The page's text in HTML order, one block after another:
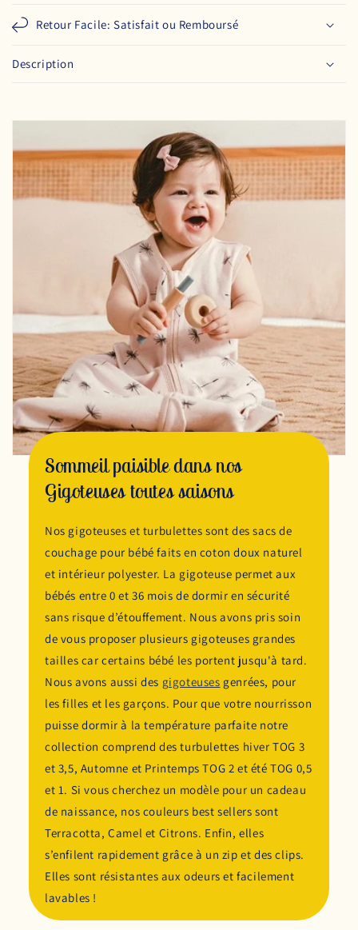
Retour Facile: Satisfait ou Remboursé
Description
Sommeil paisible dans nos
Gigoteuses toutes saisons
Nos gigoteuses et turbulettes sont des sacs de
couchage pour bébé faits en coton doux naturel
et intérieur polyester. La gigoteuse permet aux
bébés entre 0 et 36 mois de dormir en sécurité
sans risque d’étouffement. Nous avons pris soin
de vous proposer plusieurs gigoteuses grandes
tailles car certains bébé les portent jusqu'à tard.
Nous avons aussi des gigoteuses genrées, pour
les filles et les garçons. Pour que votre nourrisson
puisse dormir à la température parfaite notre
collection comprend des turbulettes hiver TOG 3
et 3,5, Automne et Printemps TOG 2 et été TOG 0,5
et 1. Si vous cherchez un modèle pour un cadeau
de naissance, nos couleurs best sellers sont
Terracotta, Camel et Citrons. Enfin, elles
s’enfilent rapidement grâce à un zip et des clips.
Elles sont résistantes aux odeurs et facilement
lavables !